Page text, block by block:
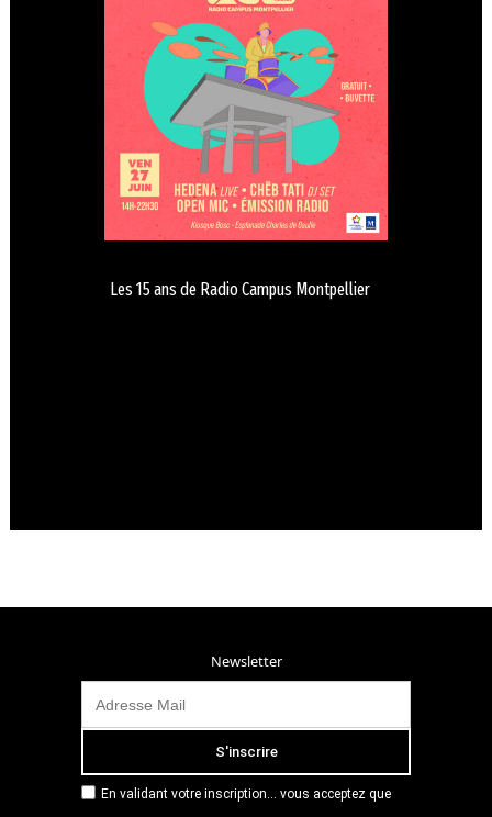
Les 15 ans de Radio Campus Montpellier
Newsletter
En validant votre inscription... vous acceptez que